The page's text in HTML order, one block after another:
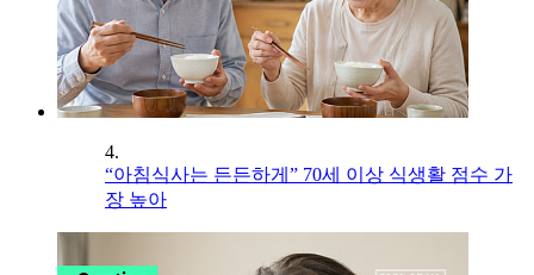
4.
“아침식사는 든든하게” 70세 이상 식생활 점수 가
장 높아